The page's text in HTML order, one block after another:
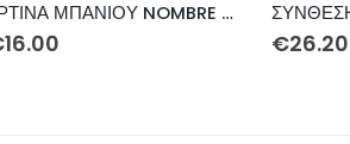
ΣΕΝΤ.ΠΛΑΚΕ 200Χ270
€123.30